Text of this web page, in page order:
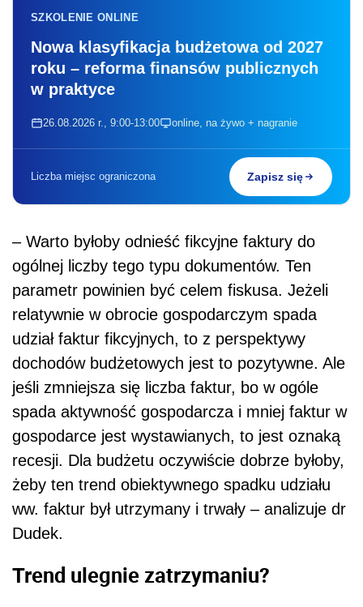
SZKOLENIE ONLINE
Nowa klasyfikacja budżetowa od 2027
roku – reforma finansów publicznych
w praktyce
26.08.2026 r., 9:00-13:00 online, na żywo + nagranie
Liczba miejsc ograniczona Zapisz się
– Warto byłoby odnieść fikcyjne faktury do
ogólnej liczby tego typu dokumentów. Ten
parametr powinien być celem fiskusa. Jeżeli
relatywnie w obrocie gospodarczym spada
udział faktur fikcyjnych, to z perspektywy
dochodów budżetowych jest to pozytywne. Ale
jeśli zmniejsza się liczba faktur, bo w ogóle
spada aktywność gospodarcza i mniej faktur w
gospodarce jest wystawianych, to jest oznaką
recesji. Dla budżetu oczywiście dobrze byłoby,
żeby ten trend obiektywnego spadku udziału
ww. faktur był utrzymany i trwały – analizuje dr
Dudek.
Trend ulegnie zatrzymaniu?